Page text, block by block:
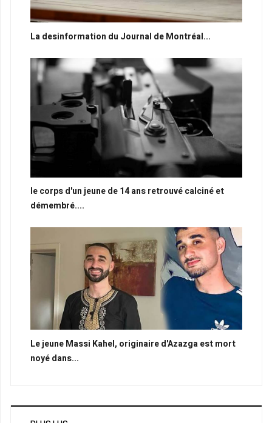
La desinformation du Journal de Montréal...
le corps d'un jeune de 14 ans retrouvé calciné et
démembré....
Le jeune Massi Kahel, originaire d'Azazga est mort
noyé dans...